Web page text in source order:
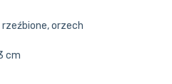
orzech
cm